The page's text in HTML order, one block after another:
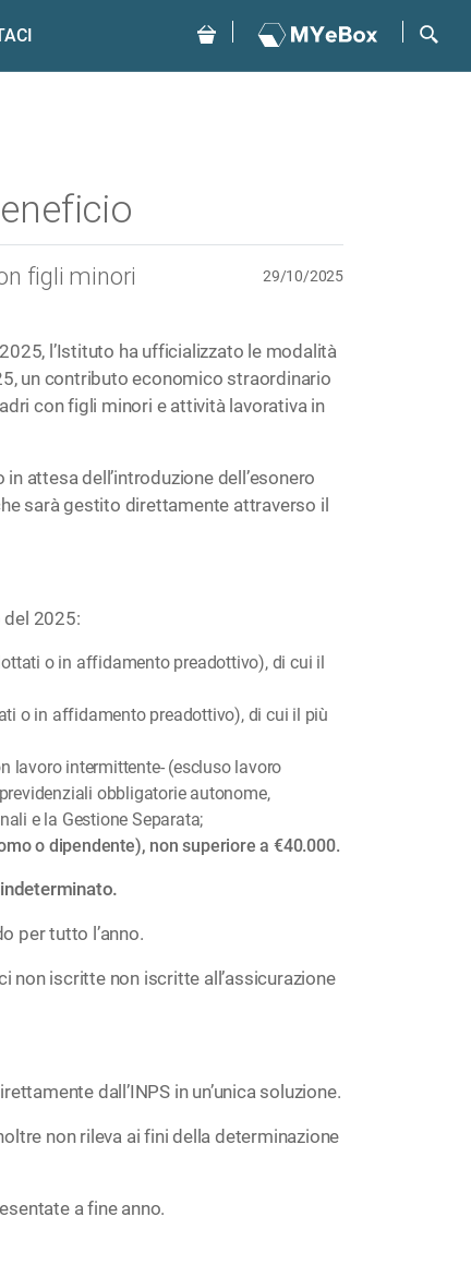
figli minori 29/10/2025
l’Istituto ha ufficializzato le modalità
un contributo economico straordinario
con figli minori e attività lavorativa in
attesa dell’introduzione dell’esonero
sarà gestito direttamente attraverso il
del 2025:
o in affidamento preadottivo), di cui il
o in affidamento preadottivo), di cui il più
lavoro intermittente- (escluso lavoro
obbligatorie autonome,
e la Gestione Separata;
o dipendente), non superiore a €40.000.
per tutto l’anno.
non iscritte non iscritte all’assicurazione
dall’INPS in un’unica soluzione.
non rileva ai fini della determinazione
a fine anno.